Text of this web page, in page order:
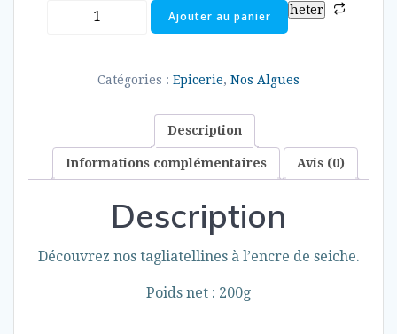
heter
quantité
à
Ajouter au panier
Catégories : Epicerie, Nos Algues
Description
Informations complémentaires Avis (0)
Description
Découvrez nos tagliatellines à l’encre de seiche.
Poids net : 200g